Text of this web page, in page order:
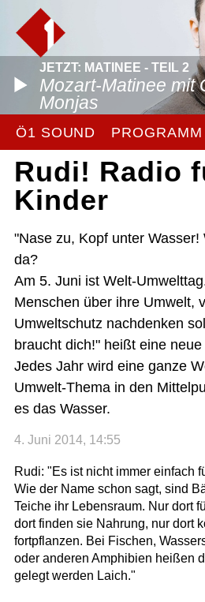
JETZT: MATINEE - TEIL 2
Mozart-Matinee mit
Monjas
Ö1 SOUND PROGRAMM
Rudi! Radio
Kinder
"Nase zu, Kopf unter
da?
Am 5. Juni ist Welt-
Menschen über ihre Umwelt,
Umweltschutz nachdenken
braucht dich!" heißt eine
Jedes Jahr wird eine ganze
Umwelt-Thema in den
es das Wasser.
4. Juni 2014, 14:55
Rudi: "Es ist nicht immer einfach
Wie der Name schon sagt, sind
Teiche ihr Lebensraum. Nur dort
dort finden sie Nahrung, nur dort
fortpflanzen. Bei Fischen,
oder anderen Amphibien heißen
gelegt werden Laich."